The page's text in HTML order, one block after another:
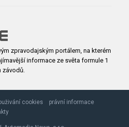
zpravodajským portálem, na kterém
informace ze světa formule 1
cookies
právní informace